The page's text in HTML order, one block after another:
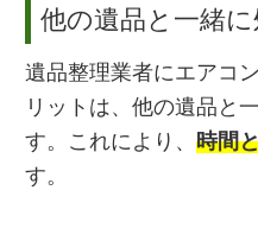
他の遺品と一緒
遺品整理業者にエアコ
リットは、他の遺品と
す。これにより、 時間
す。